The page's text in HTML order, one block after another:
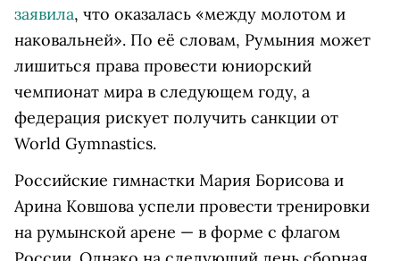
заявила, что оказалась «между молотом и
наковальней». По её словам, Румыния может
лишиться права провести юниорский
чемпионат мира в следующем году, а
федерация рискует получить санкции от
World Gymnastics.
Российские гимнастки Мария Борисова и
Арина Ковшова успели провести тренировки
на румынской арене — в форме с флагом